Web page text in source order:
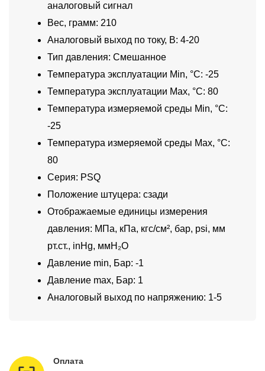
аналоговый сигнал
Вес, грамм: 210
Аналоговый выход по току, В: 4-20
Тип давления: Смешанное
Температура эксплуатации Min, °C: -25
Температура эксплуатации Max, °C: 80
Температура измеряемой среды Min, °C:
-25
Температура измеряемой среды Max, °C:
80
Серия: PSQ
Положение штуцера: сзади
Отображаемые единицы измерения
давления: МПа, кПа, кгс/см², бар, psi, мм
рт.ст., inHg, ммH₂O
Давление min, Бар: -1
Давление max, Бар: 1
Аналоговый выход по напряжению: 1-5
Оплата